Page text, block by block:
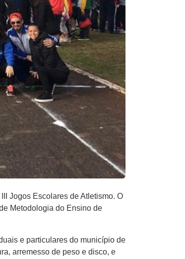
Jogos Escolares de Atletismo. O
Metodologia do Ensino de
e particulares do município de
arremesso de peso e disco, e